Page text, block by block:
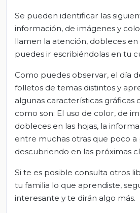
Se pueden identificar las
información, de imágenes y
llamen la atención, dobleces
puedes ir escribiéndolas en tu
Como puedes observar, el día
folletos de temas distintos y
algunas características gráficas
como son: El uso de color, de
dobleces en las hojas, la
entre muchas otras que poco
descubriendo en las próximas
Si te es posible consulta otros
tu familia lo que aprendiste,
interesante y te dirán algo más.